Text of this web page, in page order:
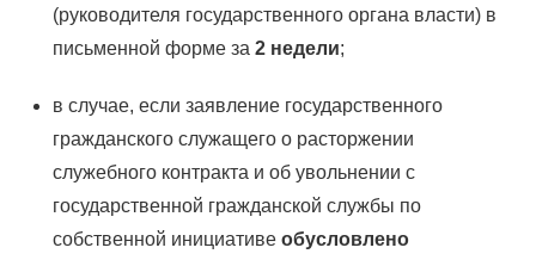
(руководителя государственного органа власти) в
письменной форме за 2 недели;
в случае, если заявление государственного
гражданского служащего о расторжении
служебного контракта и об увольнении с
государственной гражданской службы по
собственной инициативе обусловлено